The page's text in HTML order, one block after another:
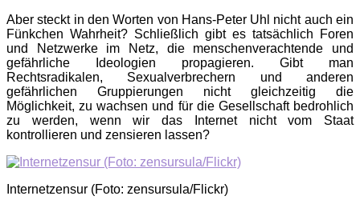
Aber steckt in den Worten von Hans-Peter Uhl nicht auch ein
Fünkchen Wahrheit? Schließlich gibt es tatsächlich Foren
und Netzwerke im Netz, die menschenverachtende und
gefährliche Ideologien propagieren. Gibt man
Rechtsradikalen, Sexualverbrechern und anderen
gefährlichen Gruppierungen nicht gleichzeitig die
Möglichkeit, zu wachsen und für die Gesellschaft bedrohlich
zu werden, wenn wir das Internet nicht vom Staat
kontrollieren und zensieren lassen?
Internetzensur (Foto: zensursula/Flickr)